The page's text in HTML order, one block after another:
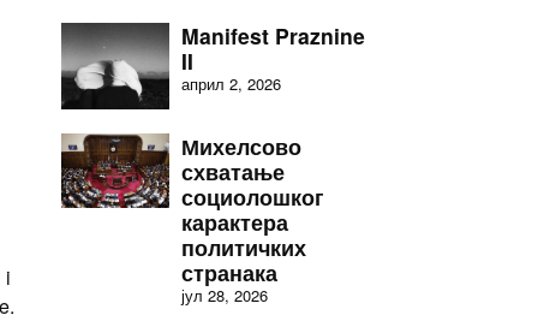
i
Manifest Praznine
II
април 2, 2026
Михелсово
схватање
социолошког
карактера
политичких
странака
јул 28, 2026